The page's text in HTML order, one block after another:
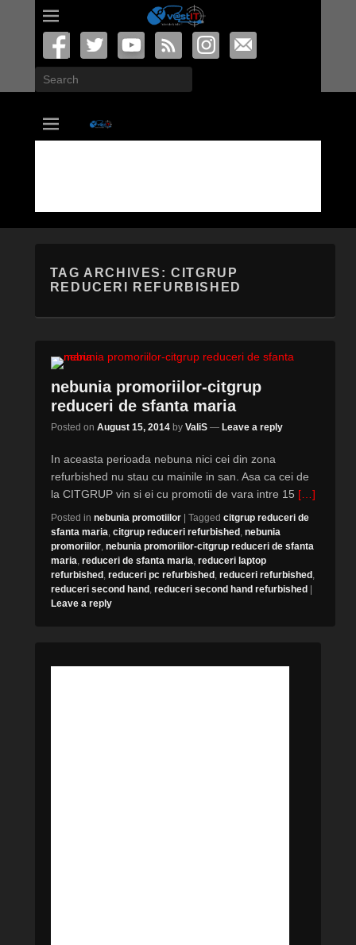
Search
vastIT.ro
Blog de Tehnologie
TAG ARCHIVES:CITGRUP
REDUCERI REFURBISHED
nebunia promoriilor-citgrup
reduceri de sfanta maria
Posted on August 15, 2014 by ValiS — Leave a reply
In aceasta perioada nebuna nici cei din zona
refurbished nu stau cu mainile in san. Asa ca cei de
la CITGRUP vin si ei cu promotii de vara intre 15 […]
Posted in nebunia promotiilor Tagged citgrup reduceri de
sfanta maria, citgrup reduceri refurbished , nebunia
promoriilor, nebunia promoriilor-citgrup reduceri de sfanta
maria, reduceri de sfanta maria, reduceri laptop
refurbished , reduceri pc refurbished , reduceri refurbished ,
reduceri second hand , reduceri second hand refurbished
Leave a reply